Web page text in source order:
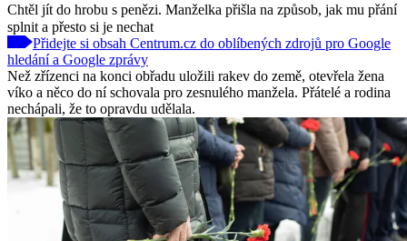
Chtěl jít do hrobu s penězi. Manželka přišla na způsob, jak mu přání
splnit a přesto si je nechat
Přidejte si obsah Centrum.cz do oblíbených zdrojů pro Google
hledání a Google zprávy
Než zřízenci na konci obřadu uložili rakev do země, otevřela žena
víko a něco do ní schovala pro zesnulého manžela. Přátelé a rodina
nechápali, že to opravdu udělala.